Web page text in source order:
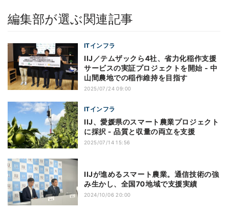
編集部が選ぶ関連記事
ITインフラ
IIJ／テムザックら4社、省力化稲作支援
サービスの実証プロジェクトを開始 - 中
山間農地での稲作維持を目指す
2025/07/24 09:00
ITインフラ
IIJ、愛媛県のスマート農業プロジェクト
に採択 - 品質と収量の両立を支援
2025/07/14 15:56
IIJが進めるスマート農業。通信技術の強
み生かし、全国70地域で支援実績
2024/10/06 20:00